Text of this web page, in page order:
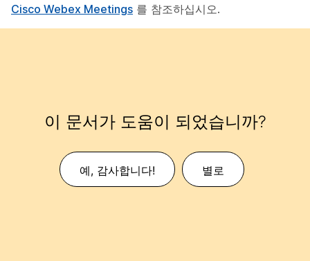
Cisco Webex Meetings 를 참조하십시오.
이 문서가 도움이 되었습니까?
예, 감사합니다! 별로